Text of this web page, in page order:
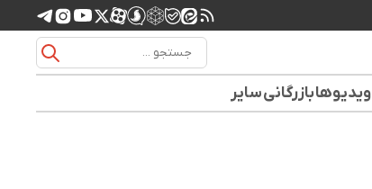
ویدیوهابازرگانیسایر